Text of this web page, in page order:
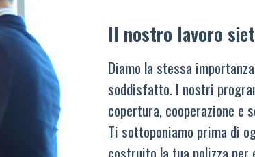
Il nostro lavoro
Diamo la stessa
soddisfatto. I nostri
copertura, cooperazione e
Ti sottoponiamo prima di
costruito la tua polizza